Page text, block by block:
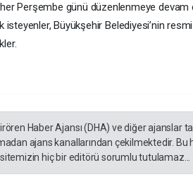
Perşembe günü düzenlenmeye devam
Büyükşehir Belediyesi’nin
Haber Ajansı (DHA) ve diğer ajanslar
ajans kanallarından çekilmektedir. Bu
hiç bir editörü sorumlu tutulamaz...